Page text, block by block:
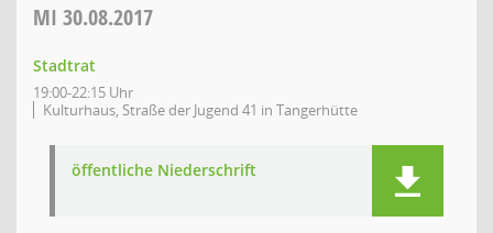
MI 30.08.2017
Stadtrat
19:00-22:15 Uhr
Kulturhaus, Straße der Jugend 41 in Tangerhütte
öffentliche Niederschrift